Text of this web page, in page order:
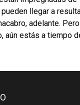
llegar a
adelante.
aún estás a tiempo